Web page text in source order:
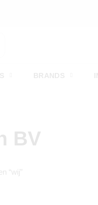
BV
“wij”